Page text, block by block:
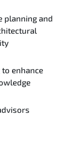
planning and
enhance